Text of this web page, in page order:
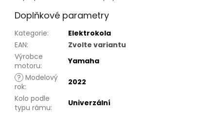
Doplňkové parametry
Kategorie:
Elektrokola
EAN:
Zvolte variantu
Výrobce
motoru:
Yamaha
? Modelový
rok:
2022
Kolo podle
typu rámu:
Univerzální